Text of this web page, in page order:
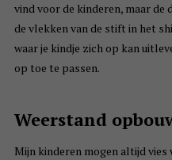
vind voor de kinderen, maar de
de vlekken van de stift in het
waar je kindje zich op kan
op toe te passen.
Weerstand
Mijn kinderen mogen altijd